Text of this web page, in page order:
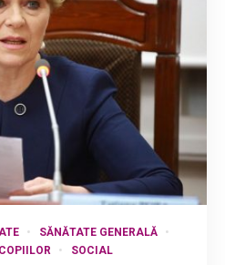
SĂNĂTATE GENERALĂ
SOCIAL